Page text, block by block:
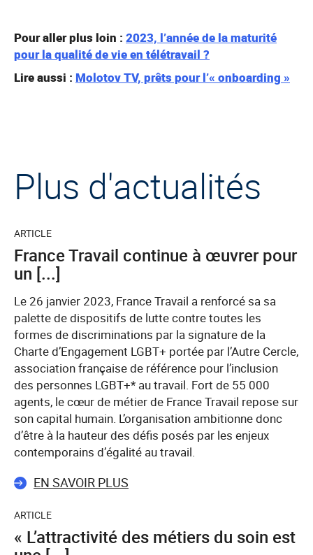
Pour aller plus loin : 2023, l’année de la maturité
pour la qualité de vie en télétravail ?
Lire aussi : Molotov TV, prêts pour l’« onboarding »
Plus d'actualités
ARTICLE
France Travail continue à œuvrer pour
un [...]
Le 26 janvier 2023, France Travail a renforcé sa sa
palette de dispositifs de lutte contre toutes les
formes de discriminations par la signature de la
Charte d’Engagement LGBT+ portée par l’Autre Cercle,
association française de référence pour l’inclusion
des personnes LGBT+* au travail. Fort de 55 000
agents, le cœur de métier de France Travail repose sur
son capital humain. L’organisation ambitionne donc
d’être à la hauteur des défis posés par les enjeux
contemporains d’égalité au travail.
EN SAVOIR PLUS
ARTICLE
« L’attractivité des métiers du soin est